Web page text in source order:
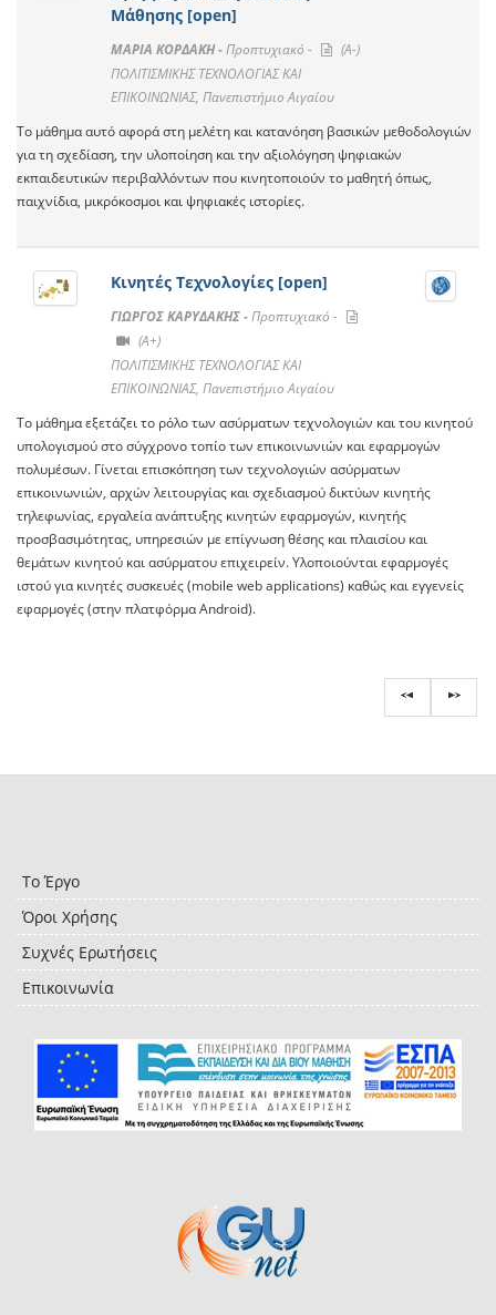
Μάθησης [open]
ΜΑΡΙΑ ΚΟΡΔΑΚΗ -Προπτυχιακό -
(A-)
ΠΟΛΙΤΙΣΜΙΚΗΣ ΤΕΧΝΟΛΟΓΙΑΣ ΚΑΙ
ΕΠΙΚΟΙΝΩΝΙΑΣ, Πανεπιστήμιο Αιγαίου
Το μάθημα αυτό αφορά στη μελέτη και κατανόηση βασικών μεθοδολογιών
για τη σχεδίαση, την υλοποίηση και την αξιολόγηση ψηφιακών
εκπαιδευτικών περιβαλλόντων που κινητοποιούν το μαθητή όπως,
παιχνίδια, μικρόκοσμοι και ψηφιακές ιστορίες.
Κινητές Τεχνολογίες [open]
ΓΙΩΡΓΟΣ ΚΑΡΥΔΑΚΗΣ -Προπτυχιακό -
(A+)
ΠΟΛΙΤΙΣΜΙΚΗΣ ΤΕΧΝΟΛΟΓΙΑΣ ΚΑΙ
ΕΠΙΚΟΙΝΩΝΙΑΣ, Πανεπιστήμιο Αιγαίου
Το μάθημα εξετάζει το ρόλο των ασύρματων τεχνολογιών και του κινητού
υπολογισμού στο σύγχρονο τοπίο των επικοινωνιών και εφαρμογών
πολυμέσων. Γίνεται επισκόπηση των τεχνολογιών ασύρματων
επικοινωνιών, αρχών λειτουργίας και σχεδιασμού δικτύων κινητής
τηλεφωνίας, εργαλεία ανάπτυξης κινητών εφαρμογών, κινητής
προσβασιμότητας, υπηρεσιών με επίγνωση θέσης και πλαισίου και
θεμάτων κινητού και ασύρματου επιχειρείν. Υλοποιούνται εφαρμογές
ιστού για κινητές συσκευές (mobile web applications) καθώς και εγγενείς
εφαρμογές (στην πλατφόρμα Android).
Το Έργο
Όροι Χρήσης
Συχνές Ερωτήσεις
Επικοινωνία